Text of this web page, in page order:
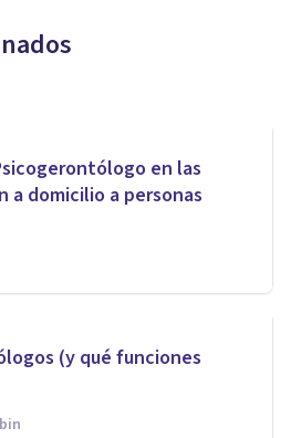
en las
domicilio a personas
(y qué funciones
de la
qué es buena